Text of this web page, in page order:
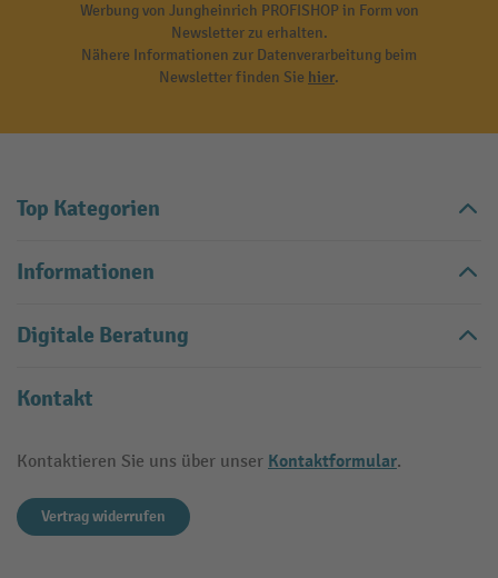
Werbung von Jungheinrich PROFISHOP in Form von
Newsletter zu erhalten.
Nähere Informationen zur Datenverarbeitung beim
Newsletter finden Sie hier.
Top Kategorien
Informationen
Digitale Beratung
Kontakt
Kontaktieren Sie uns über unser Kontaktformular.
Vertrag widerrufen